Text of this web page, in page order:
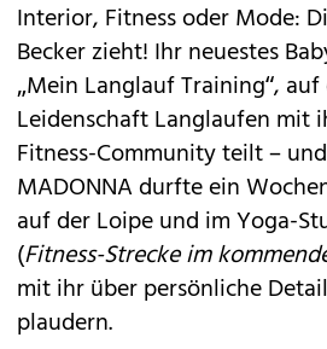
Interior, Fitness oder Mode:
Becker zieht! Ihr neuestes
„Mein Langlauf Training“,
Leidenschaft Langlaufen mit
Fitness-Community teilt –
MADONNA durfte ein
auf der Loipe und im Yoga-
(Fitness-Strecke im
mit ihr über persönliche
plaudern.